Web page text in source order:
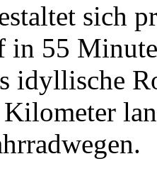
sich
in 55
idyllische
Kilometer